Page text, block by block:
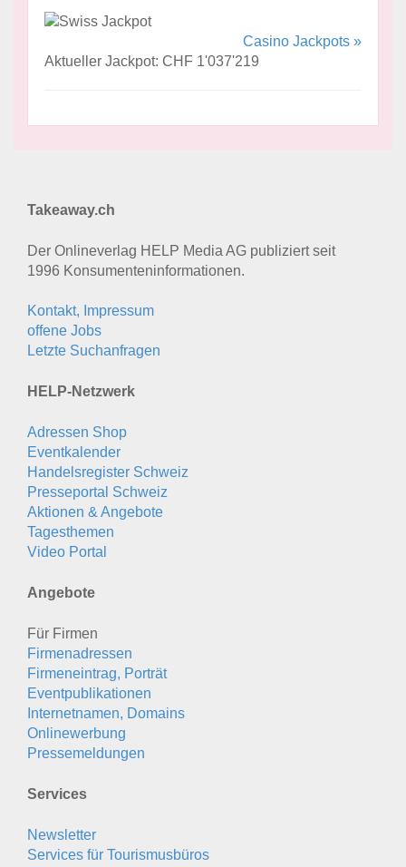
Casino Jackpots »
Aktueller Jackpot: CHF 1'037'219
Takeaway.ch
Der Onlineverlag HELP Media AG publiziert seit
1996 Konsumenten­informationen.
Kontakt, Impressum
offene Jobs
Letzte Suchanfragen
HELP-Netzwerk
Adressen Shop
Eventkalender
Handelsregister Schweiz
Presseportal Schweiz
Aktionen & Angebote
Tagesthemen
Video Portal
Angebote
Für Firmen
Firmenadressen
Firmeneintrag, Porträt
Eventpublikationen
Internetnamen, Domains
Onlinewerbung
Pressemeldungen
Services
Newsletter
Services für Tourismusbüros